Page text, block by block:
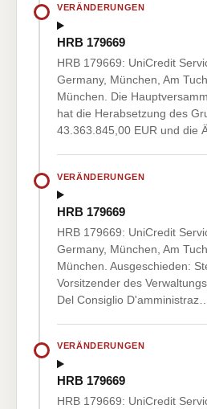
VERÄNDERUNGEN
HRB 179669
HRB 179669: UniCredit
Germany, München, Am
München. Die
hat die Herabsetzung des
43.363.845,00 EUR und die
VERÄNDERUNGEN
HRB 179669
HRB 179669: UniCredit
Germany, München, Am
München. Ausgeschieden:
Vorsitzender des
Del Consiglio D'amministraz…
VERÄNDERUNGEN
HRB 179669
HRB 179669: UniCredit